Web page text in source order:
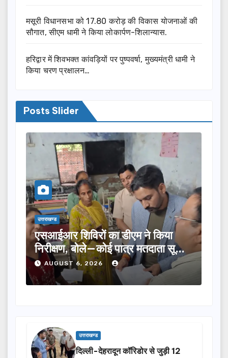
मसूरी विधानसभा को 17.80 करोड़ की विकास योजनाओं की
सौगात, सीएम धामी ने किया लोकार्पण-शिलान्यास.
हरिद्वार में शिवभक्त कांवड़ियों पर पुष्पवर्षा, मुख्यमंत्री धामी ने
किया चरण प्रक्षालन…
Posts Slider
का डीएम ने किया
पात्र मतदाता सूची
उत्तराखण्ड
तीलू रौतेली पुरस्कार के
का चयन, 35 आंगनबाड़ी
होंगी सम्मानित…
AUGUST 6, 2026
उत्तराखण्ड
दिल्ली-देहरादून कॉरिडोर से जुड़ी 12